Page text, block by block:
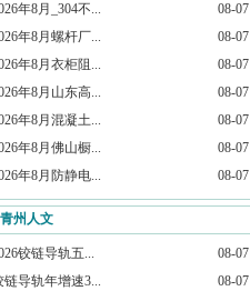
年8月_304不...
08-07
年8月螺杆厂...
08-07
年8月衣柜阻...
08-07
年8月山东高...
08-07
年8月混凝土...
08-07
年8月佛山橱...
08-07
年8月防静电...
08-07
青州人文
铰链导轨五...
08-07
链导轨年增速3...
08-07